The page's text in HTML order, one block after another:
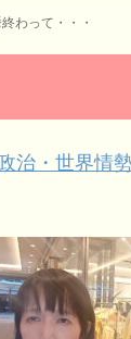
わって・・・
治・世界情勢